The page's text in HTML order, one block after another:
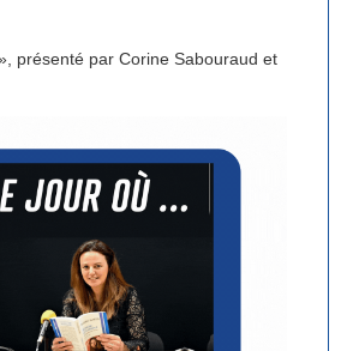
», présenté par Corine Sabouraud et